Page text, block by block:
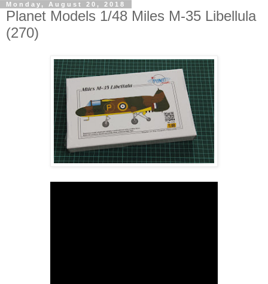
Monday, August 20, 2018
Planet Models 1/48 Miles M-35 Libellula
(270)